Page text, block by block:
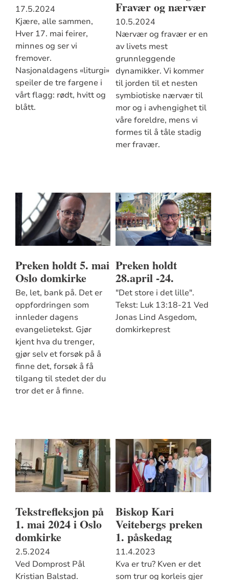
17.5.2024
Kjære, alle sammen,
Hver 17. mai feirer,
minnes og ser vi
fremover.
Nasjonaldagens «liturgi»
speiler de tre fargene i
vårt flagg: rødt, hvitt og
blått.
Fravær og nærvær
10.5.2024
Nærvær og fravær er en
av livets mest
grunnleggende
dynamikker. Vi kommer
til jorden til et nesten
symbiotiske nærvær til
mor og i avhengighet til
våre foreldre, mens vi
formes til å tåle stadig
mer fravær.
Preken holdt 5. mai
Oslo domkirke
Be, let, bank på. Det er
oppfordringen som
innleder dagens
evangelietekst. Gjør
kjent hva du trenger,
gjør selv et forsøk på å
finne det, forsøk å få
tilgang til stedet der du
tror det er å finne.
Preken holdt
28.april -24.
"Det store i det lille".
Tekst: Luk 13:18-21 Ved
Jonas Lind Asgedom,
domkirkeprest
Tekstrefleksjon på
1. mai 2024 i Oslo
domkirke
2.5.2024
Ved Domprost Pål
Kristian Balstad.
Biskop Kari
Veitebergs preken
1. påskedag
11.4.2023
Kva er tru? Kven er det
som trur og korleis gjer